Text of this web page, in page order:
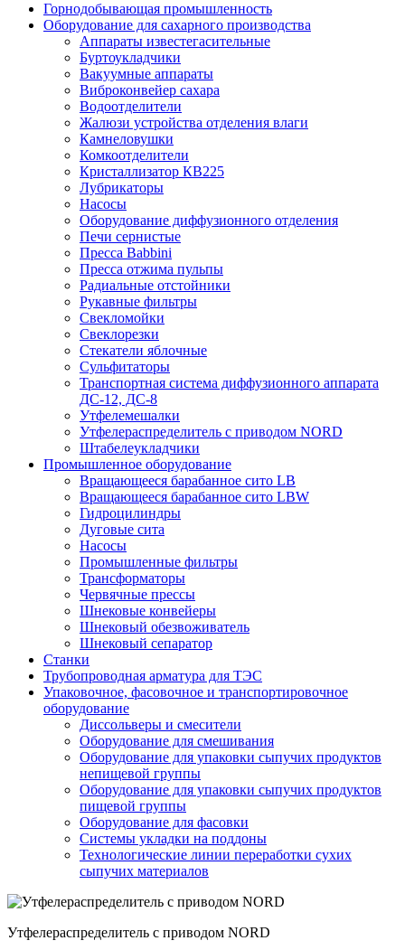
Горнодобывающая промышленность
Оборудование для сахарного производства
Аппараты известегасительные
Буртоукладчики
Вакуумные аппараты
Виброконвейер сахара
Водоотделители
Жалюзи устройства отделения влаги
Камнеловушки
Комкоотделители
Кристаллизатор КВ225
Лубрикаторы
Насосы
Оборудование диффузионного отделения
Печи сернистые
Пресса Babbini
Пресса отжима пульпы
Радиальные отстойники
Рукавные фильтры
Свекломойки
Свеклорезки
Стекатели яблочные
Сульфитаторы
Транспортная система диффузионного аппарата
ДС-12, ДС-8
Утфелемешалки
Утфелераспределитель с приводом NORD
Штабелеукладчики
Промышленное оборудование
Вращающееся барабанное сито LB
Вращающееся барабанное сито LBW
Гидроцилиндры
Дуговые сита
Насосы
Промышленные фильтры
Трансформаторы
Червячные прессы
Шнековые конвейеры
Шнековый обезвоживатель
Шнековый сепаратор
Станки
Трубопроводная арматура для ТЭС
Упаковочное, фасовочное и транспортировочное
оборудование
Диссольверы и смесители
Оборудование для смешивания
Оборудование для упаковки сыпучих продуктов
непищевой группы
Оборудование для упаковки сыпучих продуктов
пищевой группы
Оборудование для фасовки
Системы укладки на поддоны
Технологические линии переработки сухих
сыпучих материалов
Утфелераспределитель с приводом NORD